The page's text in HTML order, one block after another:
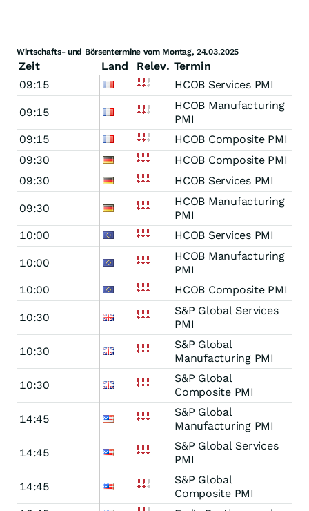
Wirtschafts- und Börsentermine vom Montag, 24.03.2025
Zeit Land Relev. Termin
09:15
HCOB Services PMI
09:15
HCOB Manufacturing
PMI
09:15
HCOB Composite PMI
09:30
HCOB Composite PMI
09:30
HCOB Services PMI
09:30
HCOB Manufacturing
PMI
10:00
HCOB Services PMI
10:00
HCOB Manufacturing
PMI
10:00
HCOB Composite PMI
10:30
S&P Global Services
PMI
10:30
S&P Global
Manufacturing PMI
10:30
S&P Global
Composite PMI
14:45
S&P Global
Manufacturing PMI
14:45
S&P Global Services
PMI
14:45
S&P Global
Composite PMI